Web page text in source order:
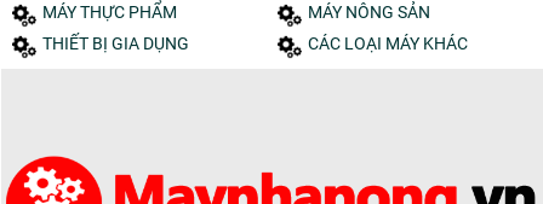
MÁY THỰC PHẨM
MÁY NÔNG SẢN
THIẾT BỊ GIA DỤNG
CÁC LOẠI MÁY KHÁC